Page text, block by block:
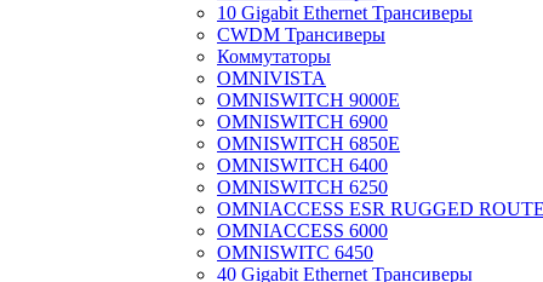
10 Gigabit Ethernet Трансиверы
CWDM Трансиверы
Коммутаторы
OMNIVISTA
OMNISWITCH 9000E
OMNISWITCH 6900
OMNISWITCH 6850E
OMNISWITCH 6400
OMNISWITCH 6250
OMNIACCESS ESR RUGGED
OMNIACCESS 6000
OMNISWITC 6450
40 Gigabit Ethernet Трансиверы